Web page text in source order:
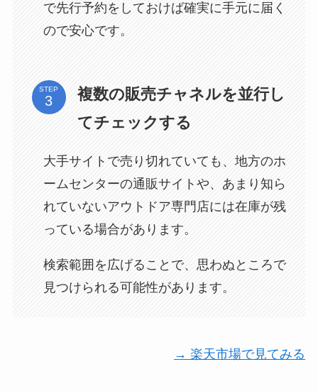
で先行予約をしておけば確実に手元に届く
ので安心です。
STEP
複数の販売チャネルを並行し
てチェックする
大手サイトで売り切れていても、地方のホ
ームセンターの通販サイトや、あまり知ら
れていないアウトドア専門店には在庫が残
っている場合があります。
検索範囲を広げることで、思わぬところで
見つけられる可能性があります。
→ 楽天市場で見てみる